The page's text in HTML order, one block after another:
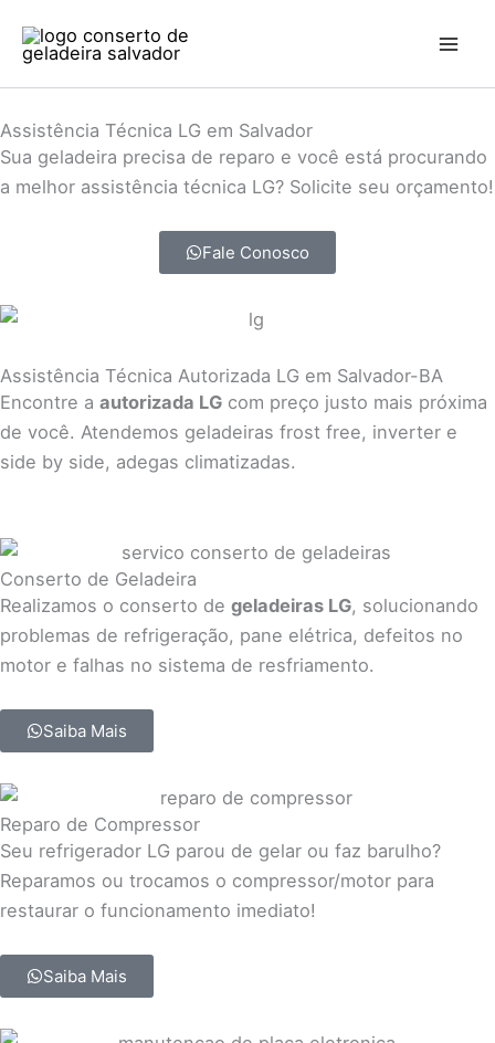
para
Assistência Técnica LG em Salvador
Sua geladeira precisa de reparo e você está procurando
a melhor assistência técnica LG? Solicite seu orçamento!
Fale Conosco
Assistência Técnica Autorizada LG em Salvador-BA
Encontre a autorizada LG com preço justo mais próxima
de você. Atendemos geladeiras frost free, inverter e
side by side, adegas climatizadas.
Conserto de Geladeira
Realizamos o conserto de geladeiras LG, solucionando
problemas de refrigeração, pane elétrica, defeitos no
motor e falhas no sistema de resfriamento.
Saiba Mais
Reparo de Compressor
Seu refrigerador LG parou de gelar ou faz barulho?
Reparamos ou trocamos o compressor/motor para
restaurar o funcionamento imediato!
Saiba Mais